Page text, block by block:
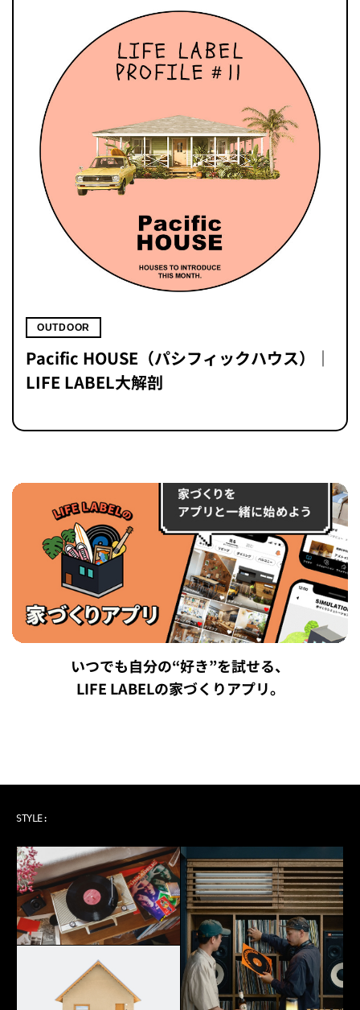
OUTDOOR
Pacific HOUSE（パシフィックハウス）｜
LIFE LABEL大解剖
いつでも自分の“好き”を試せる、
LIFE LABELの家づくりアプリ。
STYLE: